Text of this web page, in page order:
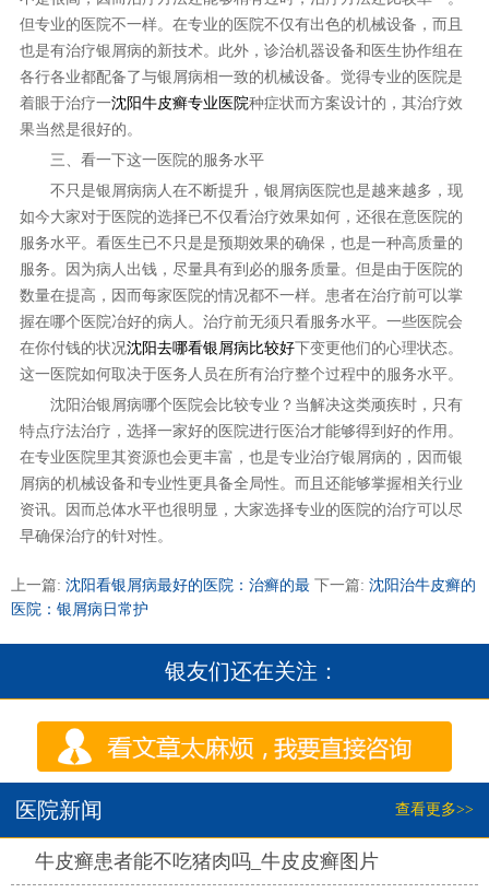
但专业的医院不一样。在专业的医院不仅有出色的机械设备，而且
也是有治疗银屑病的新技术。此外，诊治机器设备和医生协作组在
各行各业都配备了与银屑病相一致的机械设备。觉得专业的医院是
着眼于治疗一沈阳牛皮癣专业医院种症状而方案设计的，其治疗效
果当然是很好的。
三、看一下这一医院的服务水平
不只是银屑病病人在不断提升，银屑病医院也是越来越多，现
如今大家对于医院的选择已不仅看治疗效果如何，还很在意医院的
服务水平。看医生已不只是是预期效果的确保，也是一种高质量的
服务。因为病人出钱，尽量具有到必的服务质量。但是由于医院的
数量在提高，因而每家医院的情况都不一样。患者在治疗前可以掌
握在哪个医院冶好的病人。治疗前无须只看服务水平。一些医院会
在你付钱的状况沈阳去哪看银屑病比较好下变更他们的心理状态。
这一医院如何取决于医务人员在所有治疗整个过程中的服务水平。
沈阳治银屑病哪个医院会比较专业？当解决这类顽疾时，只有
特点疗法治疗，选择一家好的医院进行医治才能够得到好的作用。
在专业医院里其资源也会更丰富，也是专业治疗银屑病的，因而银
屑病的机械设备和专业性更具备全局性。而且还能够掌握相关行业
资讯。因而总体水平也很明显，大家选择专业的医院的治疗可以尽
早确保治疗的针对性。
上一篇: 沈阳看银屑病最好的医院：治癣的最 下一篇: 沈阳治牛皮癣的
医院：银屑病日常护
银友们还在关注：
医院新闻 查看更多>>
牛皮癣患者能不吃猪肉吗_牛皮皮癣图片